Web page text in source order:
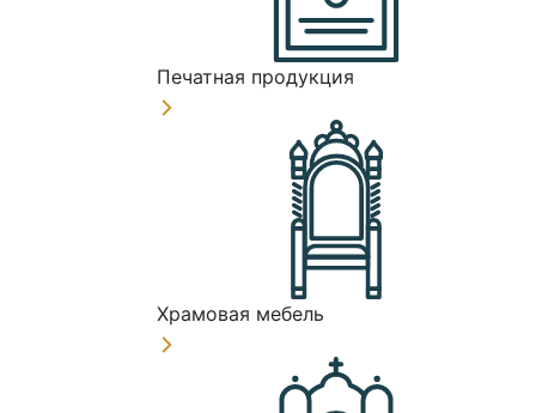
Печатная продукция
Храмовая мебель